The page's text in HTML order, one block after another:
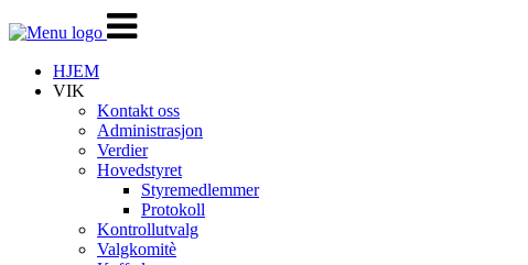
Veksle
navigasjon
HJEM
VIK
Kontakt oss
Administrasjon
Verdier
Hovedstyret
Styremedlemmer
Protokoll
Kontrollutvalg
Valgkomitè